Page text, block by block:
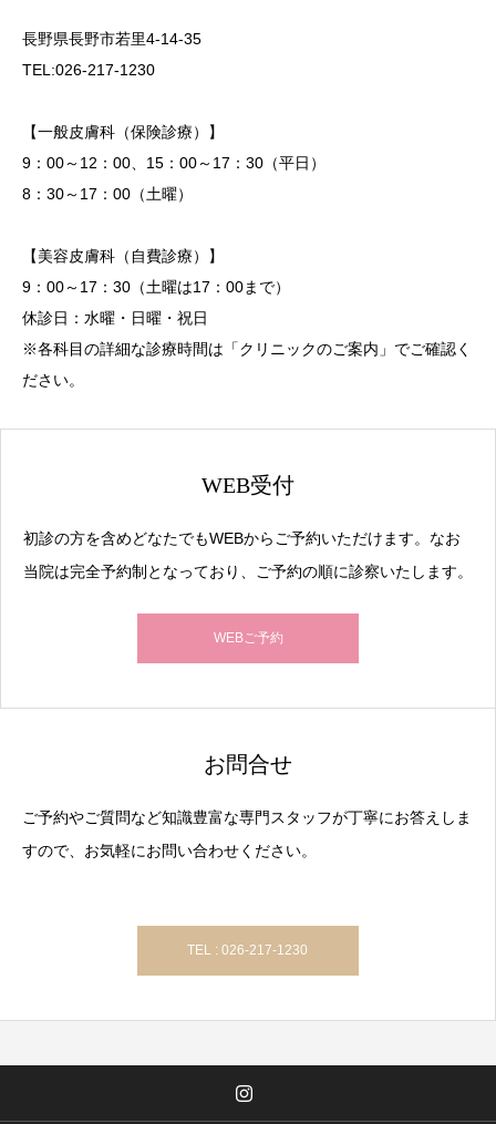
長野県長野市若里4-14-35
TEL:026-217-1230
【一般皮膚科（保険診療）】
9：00～12：00、15：00～17：30（平日）
8：30～17：00（土曜）
【美容皮膚科（自費診療）】
9：00～17：30（土曜は17：00まで）
休診日：水曜・日曜・祝日
※各科目の詳細な診療時間は「クリニックのご案内」でご確認く
ださい。
WEB受付
初診の方を含めどなたでもWEBからご予約いただけます。なお
当院は完全予約制となっており、ご予約の順に診察いたします。
WEBご予約
お問合せ
ご予約やご質問など知識豊富な専門スタッフが丁寧にお答えしま
すので、お気軽にお問い合わせください。
TEL : 026-217-1230